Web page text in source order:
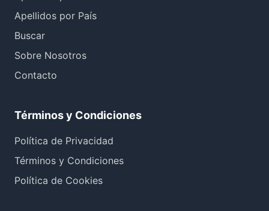
Apellidos por País
Buscar
Sobre Nosotros
Contacto
Términos y Condiciones
Política de Privacidad
Términos y Condiciones
Política de Cookies